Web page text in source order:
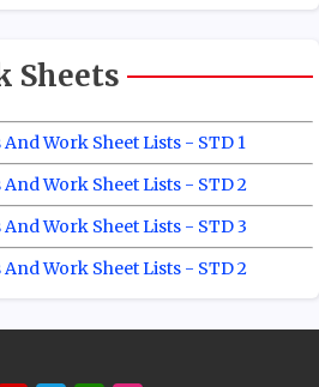
Sheets
And Work Sheet Lists - STD 1
And Work Sheet Lists - STD 2
And Work Sheet Lists - STD 3
And Work Sheet Lists - STD 2